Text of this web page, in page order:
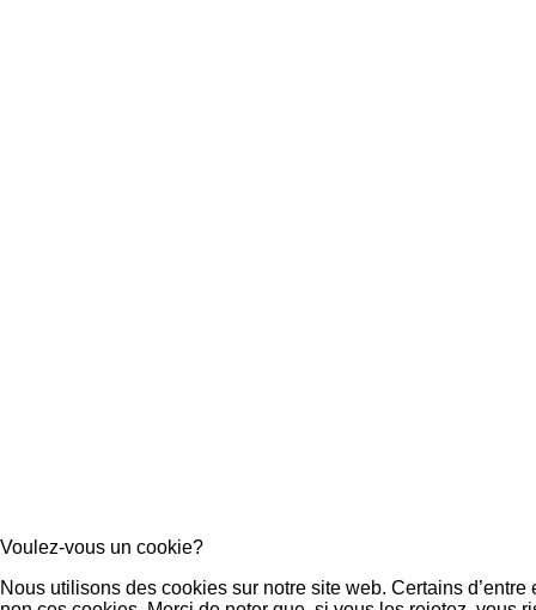
Voulez-vous un cookie?
Nous utilisons des cookies sur notre site web. Certains